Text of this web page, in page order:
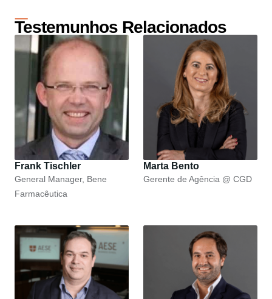
Testemunhos Relacionados
Frank Tischler
General Manager, Bene
Farmacêutica
Marta Bento
Gerente de Agência @ CGD